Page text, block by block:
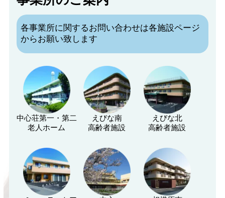
各事業所に関するお問い合わせは各施設ページ
からお願い致します
中心荘第一・第二
老人ホーム
えびな南
高齢者施設
えびな北
高齢者施設